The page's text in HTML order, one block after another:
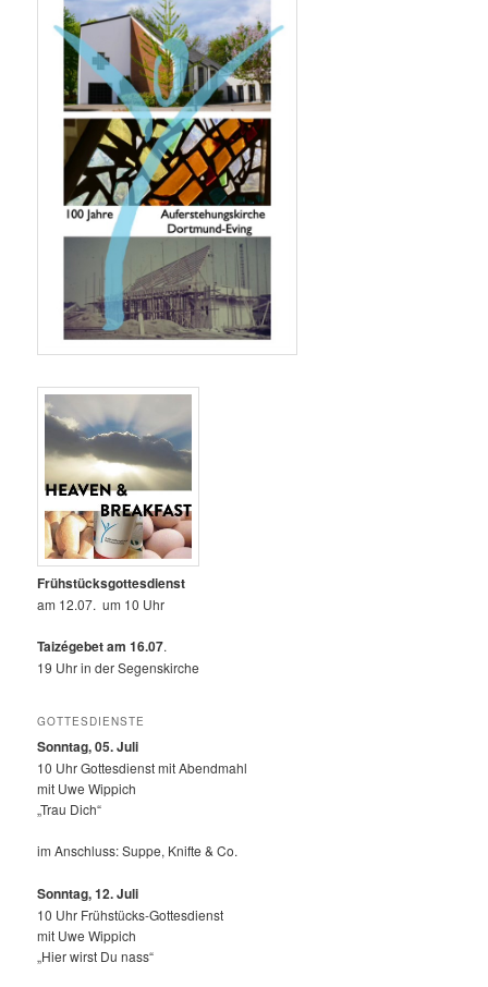
Frühstücksgottesdienst
am 12.07. um 10 Uhr
Taizégebet am 16.07.
19 Uhr in der Segenskirche
GOTTESDIENSTE
Sonntag, 05. Juli
10 Uhr Gottesdienst mit Abendmahl
mit Uwe Wippich
„Trau Dich“
im Anschluss: Suppe, Knifte & Co.
Sonntag, 12.Juli
10 Uhr Frühstücks-Gottesdienst
mit Uwe Wippich
„Hier wirst Du nass“